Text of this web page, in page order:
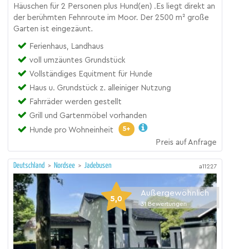
Häuschen für 2 Personen plus Hund(en) .Es liegt direkt an
der berühmten Fehnroute im Moor. Der 2500 m² große
Garten ist eingezäunt.
Ferienhaus, Landhaus
voll umzäuntes Grundstück
Vollständiges Equitment für Hunde
Haus u. Grundstück z. alleiniger Nutzung
Fahrräder werden gestellt
Grill und Gartenmöbel vorhanden
Hunde pro Wohneinheit
5+
Preis auf Anfrage
Deutschland > Nordsee > Jadebusen a11227
5,0
Außergewöhnlich
31 Bewertungen